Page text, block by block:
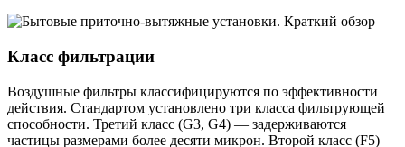
Класс фильтрации
Воздушные фильтры классифицируются по эффективности
действия. Стандартом установлено три класса фильтрующей
способности. Третий класс (G3, G4) — задерживаются
частицы размерами более десяти микрон. Второй класс (F5) —